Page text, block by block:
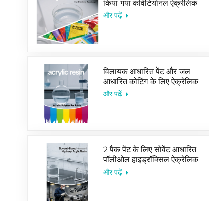
किया गया कोवेंटियोनल ऐक्रेलिक
कोपोलिमर इमल्शन
और पढ़ें
विलायक आधारित पेंट और जल
आधारित कोटिंग के लिए ऐक्रेलिक
रेज़िन की अच्छी बिक्री
और पढ़ें
2 पैक पेंट के लिए सोवेंट आधारित
पॉलीओल हाइड्रॉक्सिल ऐक्रेलिक
रेज़िन
और पढ़ें